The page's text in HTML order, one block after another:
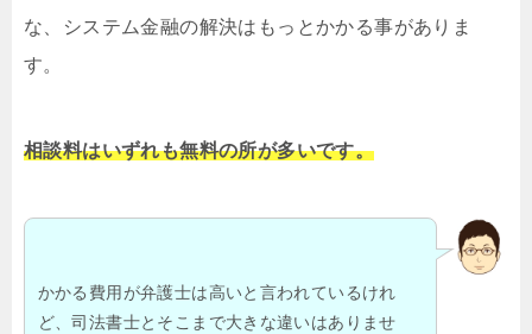
な、システム金融の解決はもっとかかる事がありま
す。
相談料はいずれも無料の所が多いです。
かかる費用が弁護士は高いと言われているけれ
ど、司法書士とそこまで大きな違いはありませ